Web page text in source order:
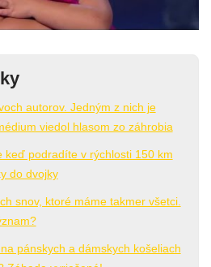
autorov. Jedným z nich je
viedol hlasom zo záhrobia
keď podradíte v rýchlosti 150 km
do dvojky
snov, ktoré máme takmer všetci.
pánskych a dámskych košeliach